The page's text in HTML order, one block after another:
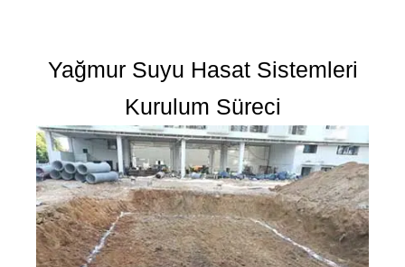
Yağmur Suyu Hasat Sistemleri
Kurulum Süreci